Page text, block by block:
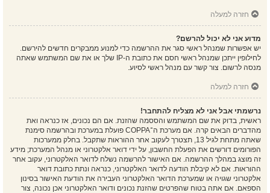
חזרה למעלה
מדוע אני לא יכול להרשם?
יש אפשרות שמנהל ראשי סגר את ההרשמה כדי למנוע ממבקרים חדשים להירשם.
לחילופין ייתכן שמנהל ראשי חסם את כתובת ה-IP שלך או את שם המשתמש שאתה
מנסה לרשום. צור קשר עם מנהל ראשי לסיוע.
חזרה למעלה
נרשמתי אבל אני לא מצליח להתחבר!
ראשית, בדוק את שם המשתמש והססמה שהזנת. אם הם נכונים, אז כנראה ואת
מהדברים הבאים קרה. אם מערכת ה־COPPA פועלת במערכת ובהרשמה סימנת
שאתה מתחת לגיל 13, תצטרך לעקוב אחר ההוראות שתקבל. בחלק ממערכות
הפורומים דורשים את הפעלת החשבון, על ידי דואר אלקטרוני או מנהל המערכת; מידע
זה מוצג במהלך ההרשמה. אם האישור להרשמה נשלח לדואר האלקטרוני, עקוב אחר
ההוראות. אם לא קיבלת הודעה לדואר האלקטרוני, כנראה ונתת כתובת דואר
אלקטרוני שגויה או שמערכת הדואר האלקטרוני העבירה את הודעת האישור בסינון
הספאם. אם אתה בטוח שהפרטים שהזנת נכונים ודואר האלקטרוני אכן נכונה, צור